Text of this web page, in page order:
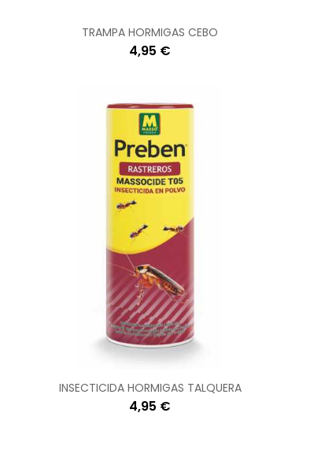
TRAMPA HORMIGAS CEBO
4,95 €
INSECTICIDA HORMIGAS TALQUERA
4,95 €